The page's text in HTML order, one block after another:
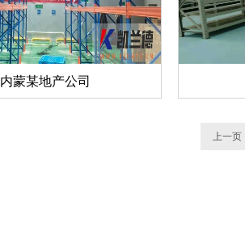
内蒙某地产公司
上一页